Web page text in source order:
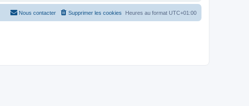
Heures au format UTC+01:00
Supprimer les cookies
Nous contacter